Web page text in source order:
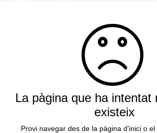
La pàgina que ha intentat
existeix
Provi navegar des de la pàgina d'inici o